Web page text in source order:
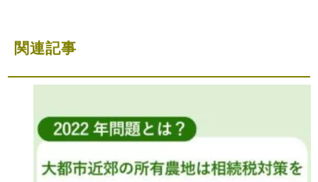
関連記事